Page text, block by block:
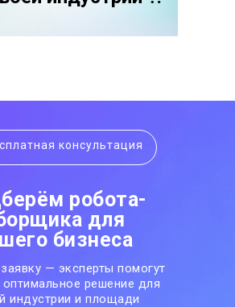
— эксперты помогут
решение для
индустрии и площади
консультация
робота-
для
бизнеса